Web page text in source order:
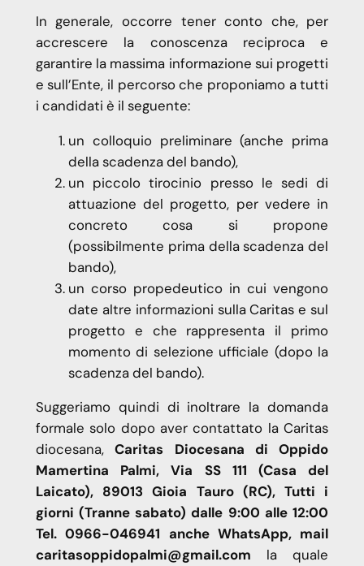
In generale, occorre tener conto che, per
accrescere la conoscenza reciproca e
garantire la massima informazione sui progetti
e sull’Ente, il percorso che proponiamo a tutti
i candidati è il seguente:
un colloquio preliminare (anche prima
della scadenza del bando),
un piccolo tirocinio presso le sedi di
attuazione del progetto, per vedere in
concreto cosa si propone
(possibilmente prima della scadenza del
bando),
un corso propedeutico in cui vengono
date altre informazioni sulla Caritas e sul
progetto e che rappresenta il primo
momento di selezione ufficiale (dopo la
scadenza del bando).
Suggeriamo quindi di inoltrare la domanda
formale solo dopo aver contattato la Caritas
diocesana,Caritas Diocesana di Oppido
Mamertina Palmi, Via SS 111 (Casa del
Laicato), 89013 Gioia Tauro (RC), Tutti i
giorni (Tranne sabato) dalle 9:00 alle 12:00
Tel. 0966-046941 anche WhatsApp, mail
caritasoppidopalmi@gmail.com la quale